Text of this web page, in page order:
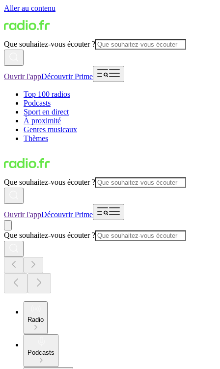
Aller au contenu
Que souhaitez-vous écouter ?
Ouvrir l'appDécouvrir Prime
Top 100 radios
Podcasts
Sport en direct
À proximité
Genres musicaux
Thèmes
Que souhaitez-vous écouter ?
Ouvrir l'appDécouvrir Prime
Que souhaitez-vous écouter ?
Radio
Podcasts